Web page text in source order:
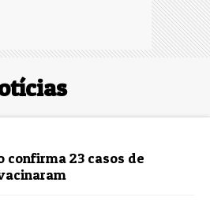
confirma 23 casos de